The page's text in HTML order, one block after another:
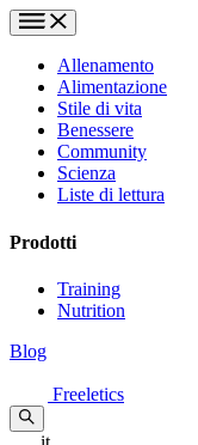
Allenamento
Alimentazione
Stile di vita
Benessere
Community
Scienza
Liste di lettura
Prodotti
Training
Nutrition
Blog
Freeletics